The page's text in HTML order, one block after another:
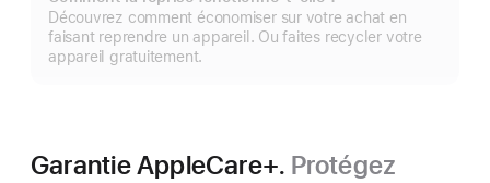
Découvrez comment économiser sur votre achat en
faisant reprendre un appareil. Ou faites recycler votre
appareil gratuitement.
Afficher
plus
Garantie AppleCare+. Protégez